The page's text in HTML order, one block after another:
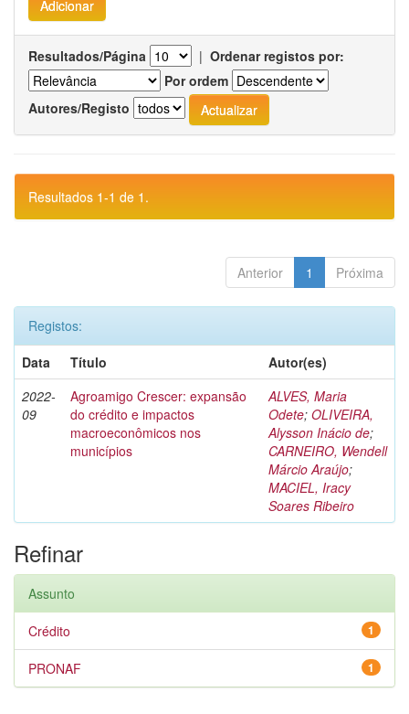
Resultados/Página | Ordenar registos por:
Por ordem
Autores/Registo
Resultados 1-1 de 1.
Anterior 1 Próxima
Registos:
Data
Título
Autor(es)
2022-
09
Agroamigo Crescer: expansão
do crédito e impactos
macroeconômicos nos
municípios
ALVES, Maria
Odete; OLIVEIRA,
Alysson Inácio de;
CARNEIRO, Wendell
Márcio Araújo;
MACIEL, Iracy
Soares Ribeiro
Refinar
Assunto
1
Crédito
1
PRONAF